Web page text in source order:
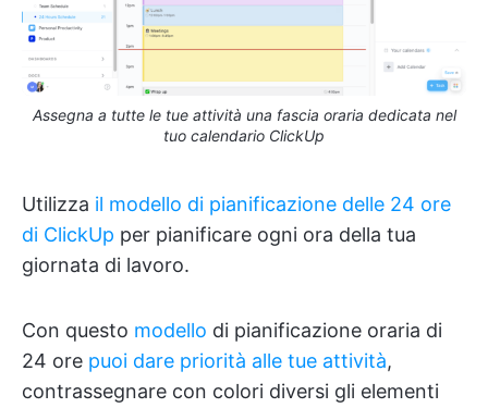
Assegna a tutte le tue attività una fascia oraria dedicata nel
tuo calendario ClickUp
Utilizza il modello di pianificazione delle 24 ore
di ClickUp per pianificare ogni ora della tua
giornata di lavoro.
Con questo modello di pianificazione oraria di
24 ore puoi dare priorità alle tue attività,
contrassegnare con colori diversi gli elementi